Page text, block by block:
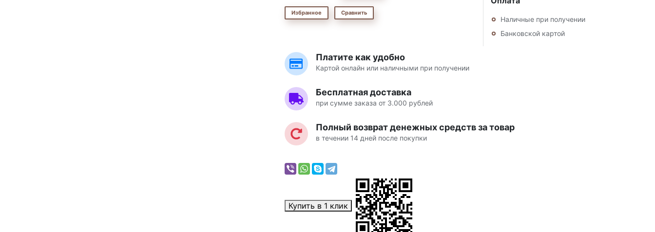
Избранное Сравнить
Наличные при получении
Банковской картой
Платите как удобно
Картой онлайн или наличными при получении
Бесплатная доставка
при сумме заказа от 3.000 рублей
Полный возврат денежных средств за товар
в течении 14 дней после покупки
Купить в 1 клик